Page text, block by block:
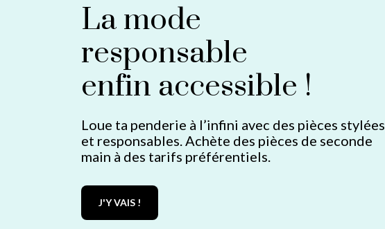
La mode
responsable
enfin accessible !
Loue ta penderie à l’infini avec des pièces stylées
et responsables. Achète des pièces de seconde
main à des tarifs préférentiels.
J'Y VAIS !